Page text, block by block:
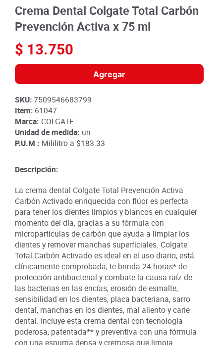
10. papa
Crema Dental Colgate Total Carbón
Prevención Activa x 75 ml
$ 13.750
Agregar
SKU:7509546683799
Item: 61047
Marca: COLGATE
Unidad de medida: un
P.U.M : Mililitro a $183.33
Descripción:
La crema dental Colgate Total Prevención Activa
Carbón Activado enriquecida con flúor es perfecta
para tener los dientes limpios y blancos en cualquier
momento del día, gracias a su fórmula con
micropartículas de carbón que ayuda a limpiar los
dientes y remover manchas superficiales. Colgate
Total Carbón Activado es ideal en el uso diario, está
clínicamente comprobada, te brinda 24 horas* de
protección antibacterial y combate la causa raíz de
las bacterias en las encías, erosión de esmalte,
sensibilidad en los dientes, placa bacteriana, sarro
dental, manchas en los dientes, mal aliento y carie
dental. Incluye esta crema dental con tecnología
poderosa, patentada** y preventiva con una fórmula
con una espuma densa y cremosa que limpia